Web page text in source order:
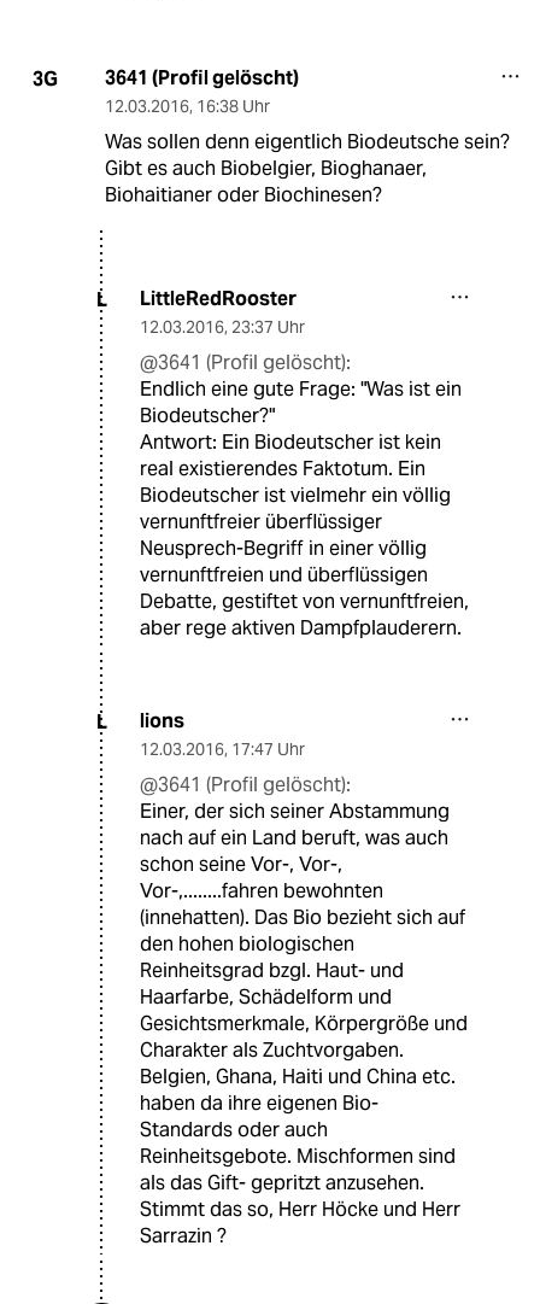
3G 3641 (Profil gelöscht)
12.03.2016, 16:38 Uhr
Was sollen denn eigentlich Biodeutsche sein?
Gibt es auch Biobelgier, Bioghanaer,
Biohaitianer oder Biochinesen?
L LittleRedRooster
12.03.2016, 23:37 Uhr
@3641 (Profil gelöscht):
Endlich eine gute Frage: "Was ist ein
Biodeutscher?"
Antwort: Ein Biodeutscher ist kein
real existierendes Faktotum. Ein
Biodeutscher ist vielmehr ein völlig
vernunftfreier überflüssiger
Neusprech-Begriff in einer völlig
vernunftfreien und überflüssigen
Debatte, gestiftet von vernunftfreien,
aber rege aktiven Dampfplauderern.
L lions
12.03.2016, 17:47 Uhr
@3641 (Profil gelöscht):
Einer, der sich seiner Abstammung
nach auf ein Land beruft, was auch
schon seine Vor-, Vor-,
Vor-,........fahren bewohnten
(innehatten). Das Bio bezieht sich auf
den hohen biologischen
Reinheitsgrad bzgl. Haut- und
Haarfarbe, Schädelform und
Gesichtsmerkmale, Körpergröße und
Charakter als Zuchtvorgaben.
Belgien, Ghana, Haiti und China etc.
haben da ihre eigenen Bio-
Standards oder auch
Reinheitsgebote. Mischformen sind
als das Gift- gepritzt anzusehen.
Stimmt das so, Herr Höcke und Herr
Sarrazin ?